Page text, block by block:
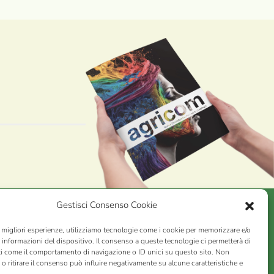
Gestisci Consenso Cookie
migliori esperienze, utilizziamo tecnologie come i cookie per memorizzare e/o
informazioni del dispositivo. Il consenso a queste tecnologie ci permetterà di
come il comportamento di navigazione o ID unici su questo sito. Non
ritirare il consenso può influire negativamente su alcune caratteristiche e
AGRICOMs.r.l.
n. 01078860473 | Capitale sociale 60.200,00 Int. versato |
Economico Amministrativo C.C.I.A.A. di Pistoia n. 117066